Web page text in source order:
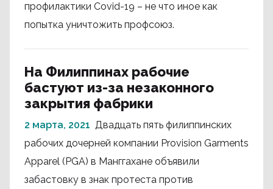
профилактики Covid-19 – не что иное как
попытка уничтожить профсоюз.
На Филиппинах рабочие
бастуют из-за незаконного
закрытия фабрики
2 марта, 2021 Двадцать пять филиппинских
рабочих дочерней компании Provision Garments
Apparel (PGA) в Манггахане объявили
забастовку в знак протеста против